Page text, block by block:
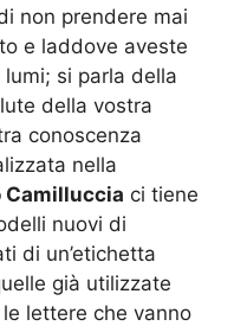
non prendere mai
e laddove aveste
si parla della
della vostra
conoscenza
nella
Camilluccia ci tiene
nuovi di
di un’etichetta
già utilizzate
lettere che vanno